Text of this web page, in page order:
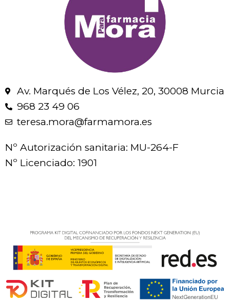
Av. Marqués de Los Vélez, 20, 30008 Murcia
968 23 49 06
teresa.mora@farmamora.es
Nº Autorización sanitaria: MU-264-F
Nº Licenciado: 1901